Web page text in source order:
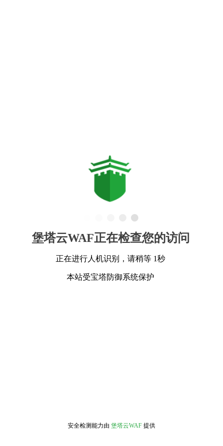
堡塔云WAF正在检查您的访问
正在进行人机识别，请稍等 1秒
本站受宝塔防御系统保护
安全检测能力由 堡塔云WAF 提供